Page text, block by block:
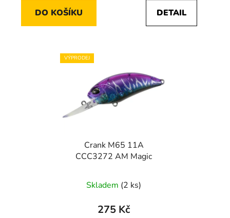
DO KOŠÍKU DETAIL
VÝPRODEJ
Crank M65 11A
CCC3272 AM Magic
Skladem (2 ks)
275 Kč